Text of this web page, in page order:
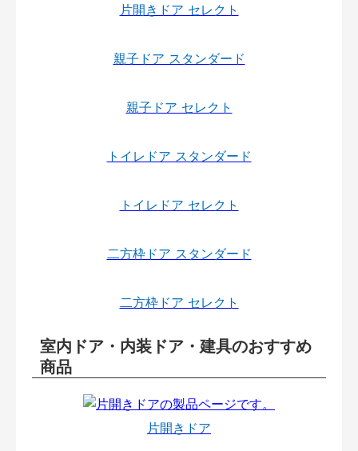
片開きドア セレクト
親子ドア スタンダード
親子ドア セレクト
トイレドア スタンダード
トイレドア セレクト
二方枠ドア スタンダード
二方枠ドア セレクト
室内ドア・内装ドア・建具のおすすめ
商品
片開きドア